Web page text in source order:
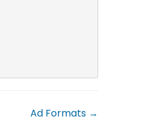
Ad Formats →